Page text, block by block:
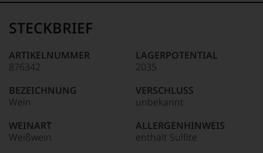
95–98 Punkte:
90–94 Punkte:
Name
Tesdorpf
für
»Fine
für
die
edlen
Weine
der
Welt,
STECKBRIEF
ARTIKELNUMMER
876342
BEZEICHNUNG
Wein
WEINART
Weißwein
LAGERPOTENTIAL
2035
VERSCHLUSS
unbekannt
ALLERGENHINWEIS
enthält Sulfite